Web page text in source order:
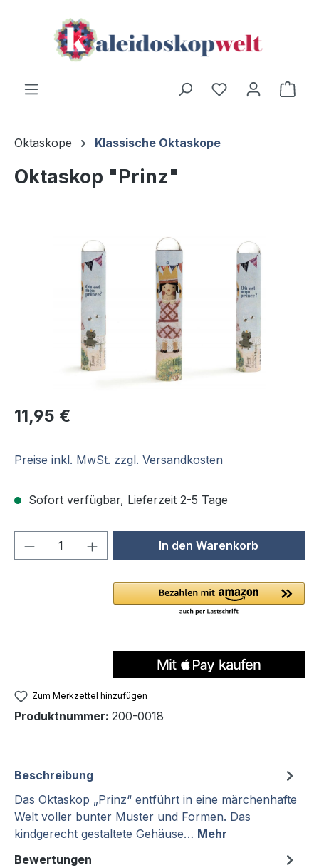
Zum Hauptinhalt springen
Du hast 0
Oktaskope Klassische Oktaskope
Oktaskop "Prinz"
Regulärer Preis:
11,95 €
Preise inkl. MwSt. zzgl. Versandkosten
Sofort verfügbar, Lieferzeit 2-5 Tage
Produkt Anzahl: Gib denIn den Warenkorb
Zum Merkzettel hinzufügen
Produktnummer: 200-0018
Beschreibung
Das Oktaskop „Prinz“ entführt in eine märchenhafte
Welt voller bunter Muster und Formen. Das
kindgerecht gestaltete Gehäuse… Mehr
Bewertungen